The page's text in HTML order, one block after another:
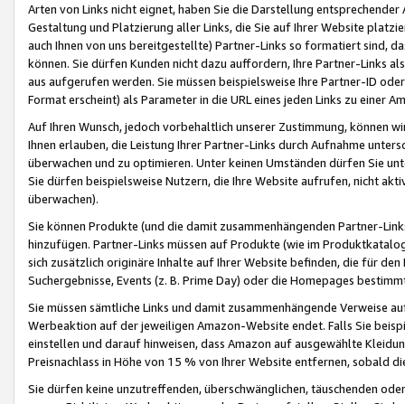
Arten von Links nicht eignet, haben Sie die Darstellung
Gestaltung und Platzierung aller Links, die Sie auf Ihrer Website
auch Ihnen von uns bereitgestellte) Partner-Links so formatiert sind,
können. Sie dürfen Kunden nicht dazu auffordern, Ihre Partner-Links
aus aufgerufen werden. Sie müssen beispielsweise Ihre Partner-ID
Format erscheint) als Parameter in die URL eines jeden Links zu einer
Auf Ihren Wunsch, jedoch vorbehaltlich unserer Zustimmung, können
Ihnen erlauben, die Leistung Ihrer Partner-Links durch Aufnahme
überwachen und zu optimieren. Unter keinen Umständen dürfen Sie
Sie dürfen beispielsweise Nutzern, die Ihre Website aufrufen, nicht
überwachen).
Sie können Produkte (und die damit zusammenhängenden Partner-
hinzufügen. Partner-Links müssen auf Produkte (wie im
sich zusätzlich originäre Inhalte auf Ihrer Website befinden, die für
Suchergebnisse, Events (z. B. Prime Day) oder die Homepages
Sie müssen sämtliche Links und damit zusammenhängende
Werbeaktion auf der jeweiligen Amazon-Website endet. Falls Sie
einstellen und darauf hinweisen, dass Amazon auf ausgewählte
Preisnachlass in Höhe von 15 % von Ihrer Website entfernen, sobald
Sie dürfen keine unzutreffenden, überschwänglichen, täuschenden